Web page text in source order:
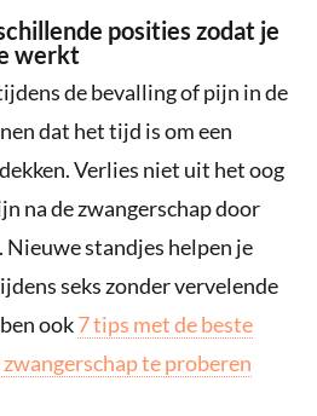
posities zodat je
werkt
de bevalling of pijn in de
dat het tijd is om een
Verlies niet uit het oog
na de zwangerschap door
standjes helpen je
seks zonder vervelende
ook7 tips met de beste
te proberen